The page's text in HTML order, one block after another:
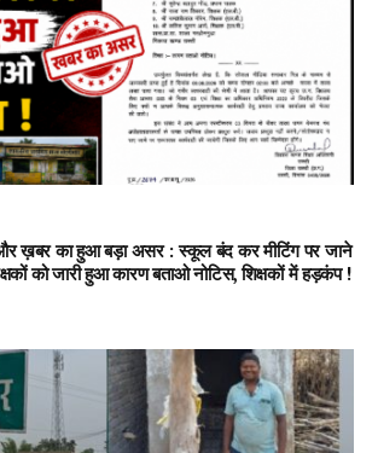
ख़बर का हुआ बड़ा असर : स्कूल बंद कर मीटिंग पर जाने
को जारी हुआ कारण बताओ नोटिस, शिक्षकों में हड़कंप !